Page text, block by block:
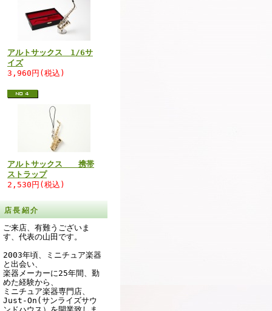
アルトサックス 1/6サ
イズ
3,960円(税込)
アルトサックス 携帯
ストラップ
2,530円(税込)
店長紹介
ご来店、有難うございま
す、代表の山田です。
2003年頃、ミニチュア楽器
と出会い、
楽器メーカーに25年間、勤
めた経験から、
ミニチュア楽器専門店、
Just-On(サンライズサウ